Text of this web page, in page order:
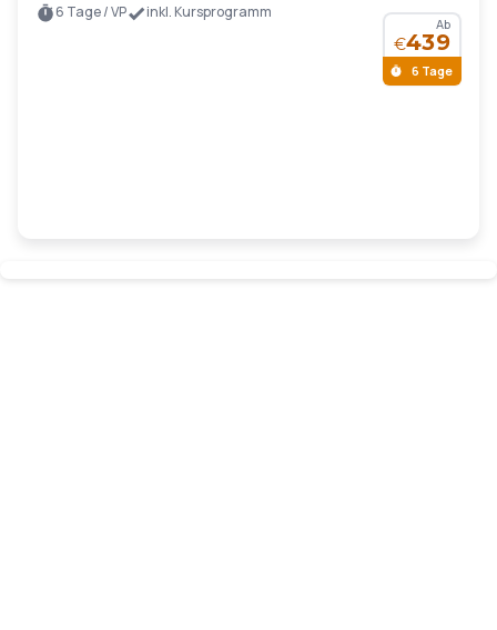
Ab
€439
6 Tage
6 Tage / VP inkl. Kursprogramm